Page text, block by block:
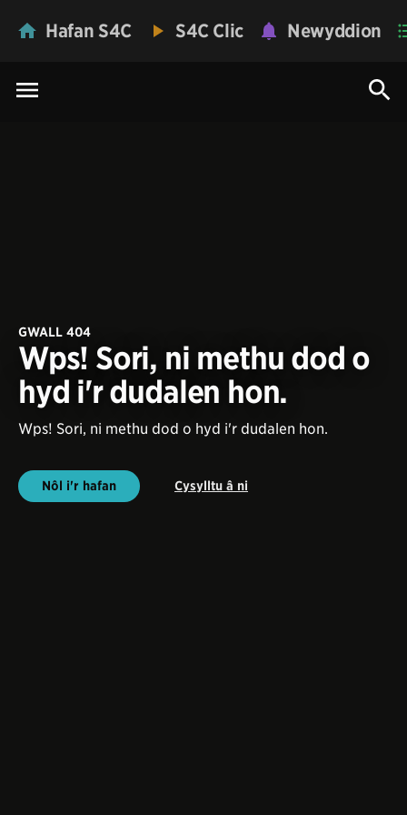
Hafan S4C S4C Clic Newyddion
GWALL 404
Wps! Sori, ni methu dod o
hyd i'r dudalen hon.
Wps! Sori, ni methu dod o hyd i'r dudalen hon.
Nôl i'r hafan Cysylltu â ni